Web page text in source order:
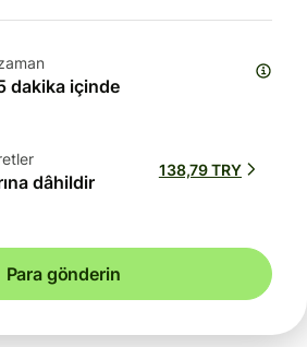
dakika içinde
dâhildir
138,79 TRY
Para gönderin